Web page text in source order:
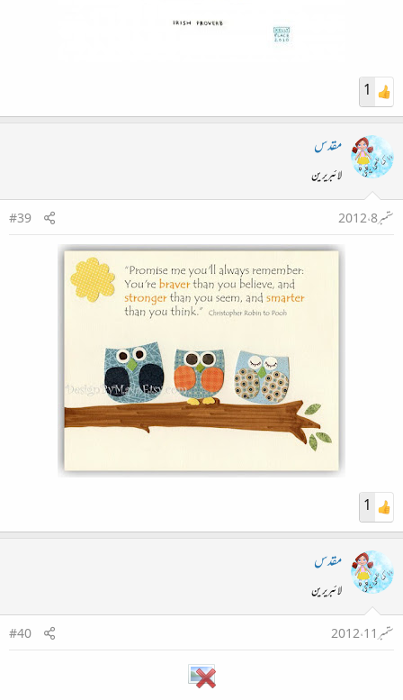
1
مقدس
لائبریرین
ستمبر 8، 2012
#39
1
مقدس
لائبریرین
ستمبر 11، 2012
#40